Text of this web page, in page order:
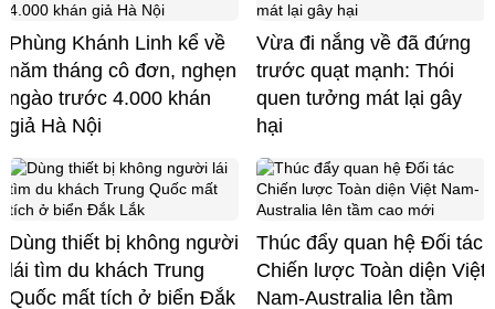
Phùng Khánh Linh kể về
năm tháng cô đơn, nghẹn
ngào trước 4.000 khán
giả Hà Nội
Vừa đi nắng về đã đứng
trước quạt mạnh: Thói
quen tưởng mát lại gây
hại
Dùng thiết bị không người
lái tìm du khách Trung
Quốc mất tích ở biển Đắk
Thúc đẩy quan hệ Đối tác
Chiến lược Toàn diện Việt
Nam-Australia lên tầm